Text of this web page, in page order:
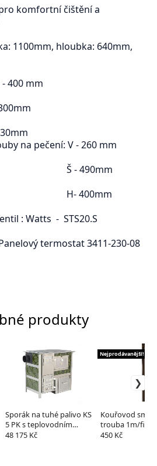
komfortní čištění a
1100mm, hloubka: 640mm,
400 mm
na pečení: V - 260 mm
: Watts - STS20.S
termostat 3411-230-08
produkty
Sporák na tuhé palivo KS
5 PK s teplovodním
výměníkem
48 175 Kč
Kouřovod
trouba 1m/fi
hnědá/černá
Nejprodávanější!
450 Kč